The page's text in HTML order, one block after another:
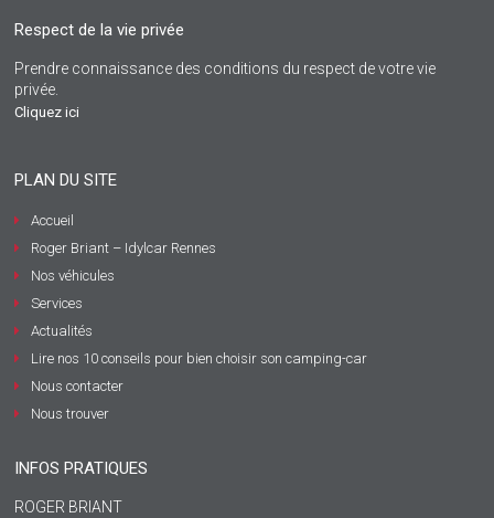
Respect de la vie privée
Prendre connaissance des conditions du respect de votre vie
privée.
Cliquez ici
PLAN DU SITE
Accueil
Roger Briant – Idylcar Rennes
Nos véhicules
Services
Actualités
Lire nos 10 conseils pour bien choisir son camping-car
Nous contacter
Nous trouver
INFOS PRATIQUES
ROGER BRIANT